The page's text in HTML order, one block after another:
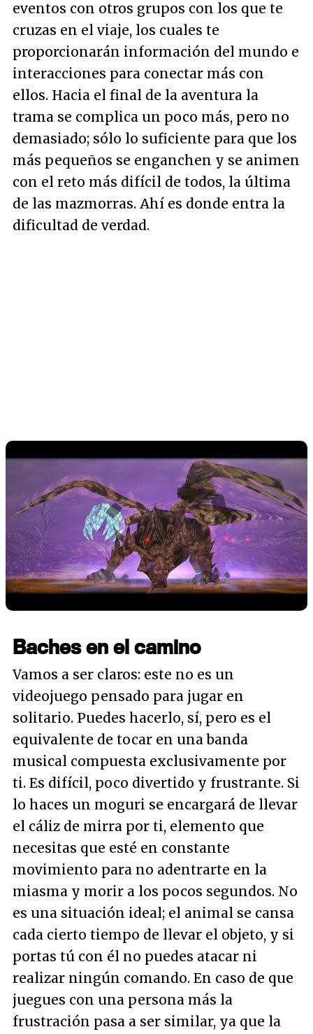
eventos con otros grupos con los que te
cruzas en el viaje, los cuales te
proporcionarán información del mundo e
interacciones para conectar más con
ellos. Hacia el final de la aventura la
trama se complica un poco más, pero no
demasiado; sólo lo suficiente para que los
más pequeños se enganchen y se animen
con el reto más difícil de todos, la última
de las mazmorras. Ahí es donde entra la
dificultad de verdad.
Baches en el camino
Vamos a ser claros: este no es un
videojuego pensado para jugar en
solitario. Puedes hacerlo, sí, pero es el
equivalente de tocar en una banda
musical compuesta exclusivamente por
ti. Es difícil, poco divertido y frustrante. Si
lo haces un moguri se encargará de llevar
el cáliz de mirra por ti, elemento que
necesitas que esté en constante
movimiento para no adentrarte en la
miasma y morir a los pocos segundos. No
es una situación ideal; el animal se cansa
cada cierto tiempo de llevar el objeto, y si
portas tú con él no puedes atacar ni
realizar ningún comando. En caso de que
juegues con una persona más la
frustración pasa a ser similar, ya que la